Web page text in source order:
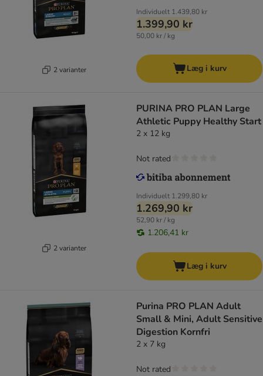
2 varianter
Individuelt 1.439,80 kr
1.399,90 kr
50,00 kr / kg
Læg i kurv
2 varianter
PURINA PRO PLAN Large
Athletic Puppy Healthy Start
2 x 12 kg
Individuelt 1.299,80 kr
1.269,90 kr
52,90 kr / kg
1.206,41 kr
Not rated
Læg i kurv
Purina PRO PLAN Adult
Small & Mini, Adult Sensitive
Digestion Kornfri
2 x 7 kg
Not rated